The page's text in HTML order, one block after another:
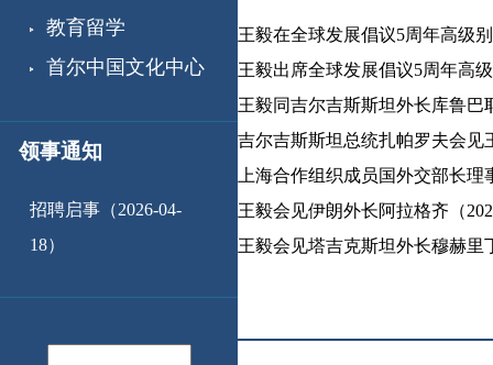
教育留学
首尔中国文化中心
领事通知
​招聘启事（2026-04-
18）
王毅在全球发展倡议5周年高级
王毅出席全球发展倡议5周年高
王毅同吉尔吉斯斯坦外长库鲁巴
吉尔吉斯斯坦总统扎帕罗夫会见
上海合作组织成员国外交部长理
王毅会见伊朗外长阿拉格齐（
王毅会见塔吉克斯坦外长穆赫里